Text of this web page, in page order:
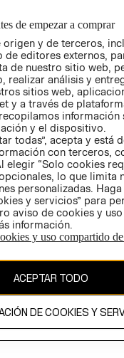
protegido por copyright y
de empezar a comprar
y de terceros,
de editores externos,
de nuestro sitio web,
realizar análisis y
sitios web,
y a través de
información
y el dispositivo.
todas”, acepta y está
con terceros,
“Solo cookies
lo que limita
personalizadas.
y servicios” para
aviso de cookies y
información.
y uso compartido
ACEPTAR TODO
DE COOKIES Y